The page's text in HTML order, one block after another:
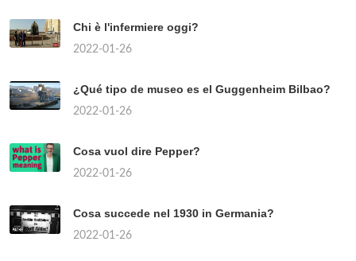
Chi è l'infermiere oggi?
2022-01-26
¿Qué tipo de museo es el Guggenheim Bilbao?
2022-01-26
Cosa vuol dire Pepper?
2022-01-26
Cosa succede nel 1930 in Germania?
2022-01-26